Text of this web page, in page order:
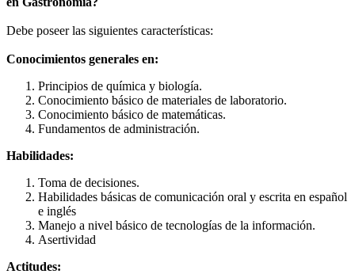
Debe poseer las siguientes características:
Conocimientos generales en:
Principios de química y biología.
Conocimiento básico de materiales de laboratorio.
Conocimiento básico de matemáticas.
Fundamentos de administración.
Habilidades:
Toma de decisiones.
Habilidades básicas de comunicación oral y escrita en español
e inglés
Manejo a nivel básico de tecnologías de la información.
Asertividad
Actitudes: